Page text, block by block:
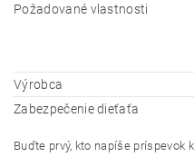
Požadované vlastnosti
Výrobca
Zabezpečenie dieťaťa
Buďte prvý, kto napíše príspevok